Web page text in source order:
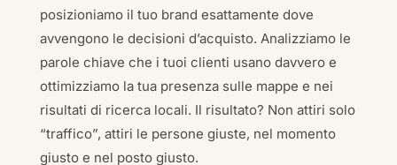
posizioniamo il tuo brand esattamente dove
avvengono le decisioni d’acquisto. Analizziamo le
parole chiave che i tuoi clienti usano davvero e
ottimizziamo la tua presenza sulle mappe e nei
risultati di ricerca locali. Il risultato? Non attiri solo
“traffico”, attiri le persone giuste, nel momento
giusto e nel posto giusto.